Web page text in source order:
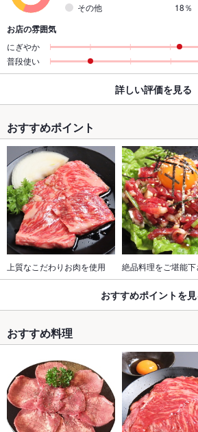
その他
18％
お店の雰囲気
にぎやか
普段使い
詳しい評価を見る
おすすめポイント
上質なこだわりお肉を使用 絶品料理をご堪能下
おすすめポイントを
おすすめ料理